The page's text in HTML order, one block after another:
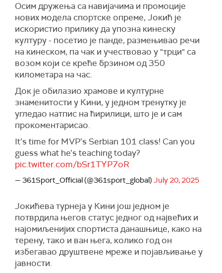
Осим дружења са навијачима и промоције
нових модела спортске опреме, Јокић је
искористио прилику да упозна кинеску
културу - посетио је панде, размењивао речи
на кинеском, па чак и учествовао у "трци" са
возом који се креће брзином од 350
километара на час.
Док је обилазио храмове и културне
знаменитости у Кини, у једном тренутку је
угледао натпис на ћирилици, што је и сам
прокоментарисао.
It’s time for MVP’s Serbian 101 class! Can you
guess what he’s teaching today?
pic.twitter.com/bSr1TYP7oR
— 361Sport_Official (@361sport_global) July 20, 2025
Јокићева турнеја у Кини још једном је
потврдила његов статус једног од највећих и
најомиљенијих спортиста данашњице, како на
терену, тако и ван њега, колико год он
избегавао друштвене мреже и појављивање у
јавности.